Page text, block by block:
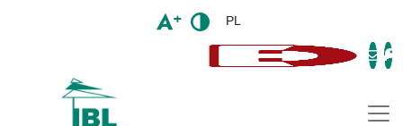
PL